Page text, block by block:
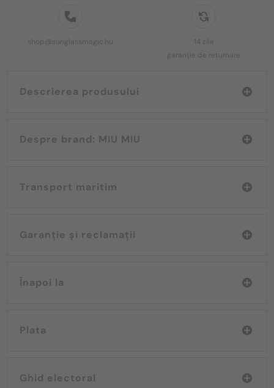
shop@sunglassmagic.hu
14 zile
garanție de returnare
Descrierea produsului
Despre brand: MIU MIU
Transport maritim
Garanție și reclamații
Înapoi la
Plata
Ghid electoral